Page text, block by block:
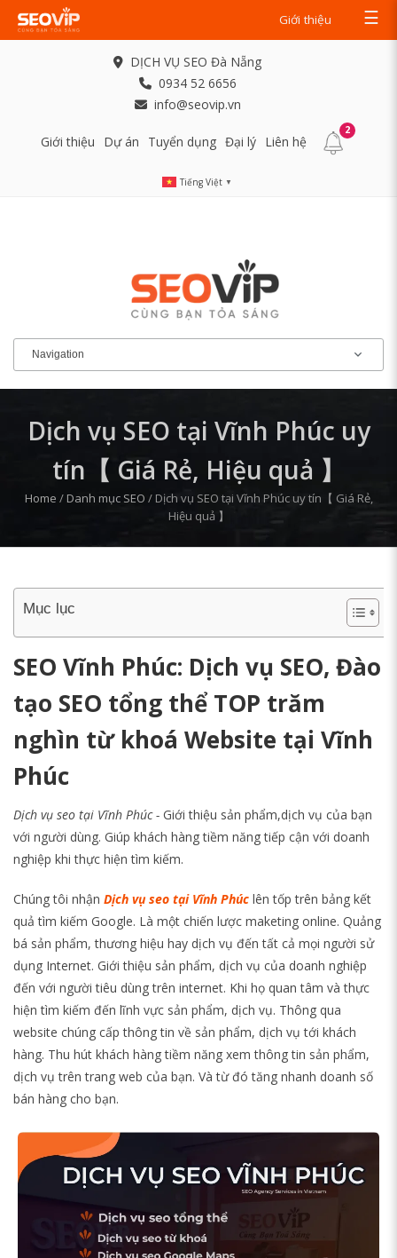
Giới thiệu ☰
DỊCH VỤ SEO Đà Nẵng
0934 52 6656
info@seovip.vn
Giới thiệu Dự án Tuyển dụng Đại lý Liên hệ
2
Tiếng Việt ▼
Dịch vụ SEO tại Vĩnh Phúc uy
tín【 Giá Rẻ, Hiệu quả 】
Home / Danh mục SEO / Dịch vụ SEO tại Vĩnh Phúc uy tín【 Giá Rẻ,
Hiệu quả 】
Mục lục
SEO Vĩnh Phúc: Dịch vụ SEO, Đào
tạo SEO tổng thể TOP trăm
nghìn từ khoá Website tại Vĩnh
Phúc
Dịch vụ seo tại Vĩnh Phúc - Giới thiệu sản phẩm,dịch vụ của bạn
với người dùng. Giúp khách hàng tiềm năng tiếp cận với doanh
nghiệp khi thực hiện tìm kiếm.
Chúng tôi nhận Dịch vụ seo tại Vĩnh Phúc lên tốp trên bảng kết
quả tìm kiếm Google. Là một chiến lược maketing online. Quảng
bá sản phẩm, thương hiệu hay dịch vụ đến tất cả mọi người sử
dụng Internet. Giới thiệu sản phẩm, dịch vụ của doanh nghiệp
đến với người tiêu dùng trên internet. Khi họ quan tâm và thực
hiện tìm kiếm đến lĩnh vực sản phẩm, dịch vụ. Thông qua
website chúng cấp thông tin về sản phẩm, dịch vụ tới khách
hàng. Thu hút khách hàng tiềm năng xem thông tin sản phẩm,
dịch vụ trên trang web của bạn. Và từ đó tăng nhanh doanh số
bán hàng cho bạn.